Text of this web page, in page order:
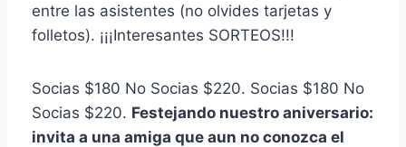
entre las asistentes (no olvides tarjetas y
folletos). ¡¡¡Interesantes SORTEOS!!!
Socias $180 No Socias $220. Socias $180 No
Socias $220. Festejando nuestro aniversario:
invita a una amiga que aun no conozca el